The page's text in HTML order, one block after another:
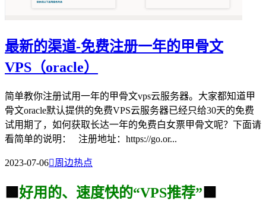
最新的渠道-免费注册一年的甲骨文
VPS（oracle）
简单教你注册试用一年的甲骨文vps云服务器。大家都知道甲
骨文oracle默认提供的免费VPS云服务器已经只给30天的免费
试用期了，如何获取长达一年的免费白女票甲骨文呢？下面请
看简单的说明： 注册地址：https://go.or...
2023-07-06周边热点
🟩 好用的、速度快的“VPS推荐” 🟩